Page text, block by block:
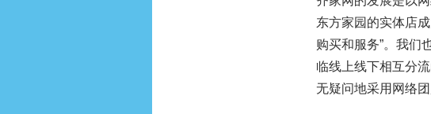
东方家园的实体店
购买和服务”。我们
临线上线下相互分
无疑问地采用网络团